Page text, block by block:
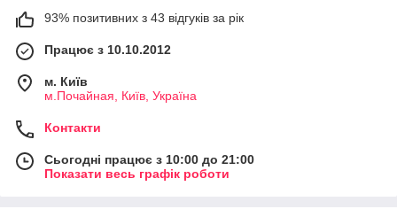
93% позитивних з 43 відгуків за рік
Працює з 10.10.2012
м. Київ
м.Почайная, Київ, Україна
Контакти
Сьогодні працює з 10:00 до 21:00
Показати весь графік роботи